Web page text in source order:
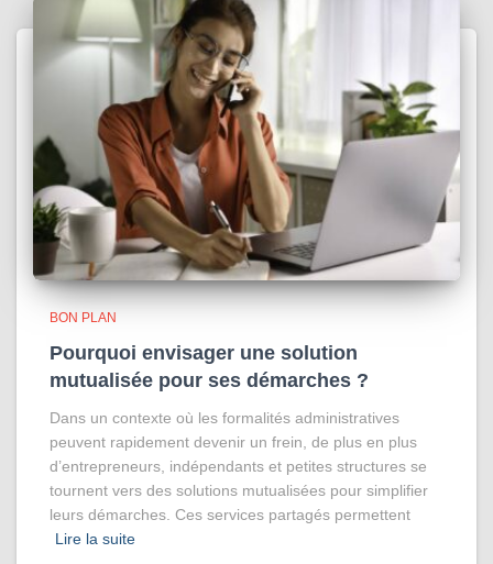
BON PLAN
Pourquoi envisager une solution
mutualisée pour ses démarches ?
Dans un contexte où les formalités administratives
peuvent rapidement devenir un frein, de plus en plus
d’entrepreneurs, indépendants et petites structures se
tournent vers des solutions mutualisées pour simplifier
leurs démarches. Ces services partagés permettent
Lire la suite